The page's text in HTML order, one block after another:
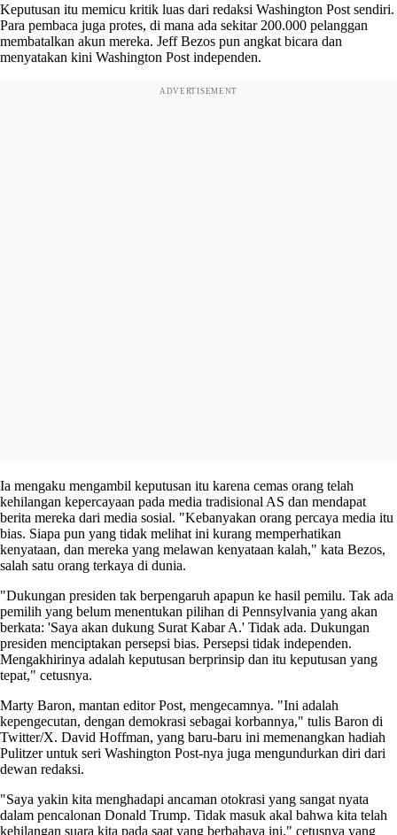
Keputusan itu memicu kritik luas dari redaksi Washington Post sendiri.
Para pembaca juga protes, di mana ada sekitar 200.000 pelanggan
membatalkan akun mereka. Jeff Bezos pun angkat bicara dan
menyatakan kini Washington Post independen.
ADVERTISEMENT
Ia mengaku mengambil keputusan itu karena cemas orang telah
kehilangan kepercayaan pada media tradisional AS dan mendapat
berita mereka dari media sosial. "Kebanyakan orang percaya media itu
bias. Siapa pun yang tidak melihat ini kurang memperhatikan
kenyataan, dan mereka yang melawan kenyataan kalah," kata Bezos,
salah satu orang terkaya di dunia.
"Dukungan presiden tak berpengaruh apapun ke hasil pemilu. Tak ada
pemilih yang belum menentukan pilihan di Pennsylvania yang akan
berkata: 'Saya akan dukung Surat Kabar A.' Tidak ada. Dukungan
presiden menciptakan persepsi bias. Persepsi tidak independen.
Mengakhirinya adalah keputusan berprinsip dan itu keputusan yang
tepat," cetusnya.
Marty Baron, mantan editor Post, mengecamnya. "Ini adalah
kepengecutan, dengan demokrasi sebagai korbannya," tulis Baron di
Twitter/X. David Hoffman, yang baru-baru ini memenangkan hadiah
Pulitzer untuk seri Washington Post-nya juga mengundurkan diri dari
dewan redaksi.
"Saya yakin kita menghadapi ancaman otokrasi yang sangat nyata
dalam pencalonan Donald Trump. Tidak masuk akal bahwa kita telah
kehilangan suara kita pada saat yang berbahaya ini," cetusnya yang